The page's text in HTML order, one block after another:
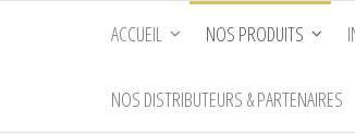
ACCUEIL NOS PRODUITS
NOS DISTRIBUTEURS & PARTENAIRES